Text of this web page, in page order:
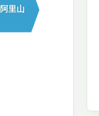
阿里山